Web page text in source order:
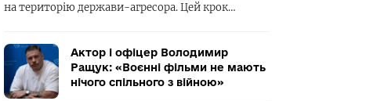
на територію держави-агресора. Цей крок…
Актор і офіцер Володимир
Ращук: «Воєнні фільми не мають
нічого спільного з війною»